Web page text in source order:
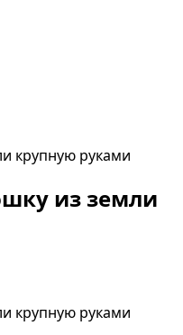
крупную руками
из земли
крупную руками